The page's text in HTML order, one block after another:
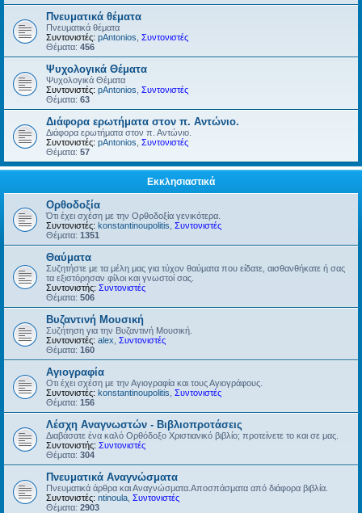
Πνευματικά θέματα
Πνευματικά θέματα
Συντονιστές: pAntonios Συντονιστές
Θέματα: 456
Ψυχολογικά Θέματα
Ψυχολογικά Θέματα
Συντονιστές: pAntonios Συντονιστές
Θέματα: 63
Διάφορα ερωτήματα στον π. Αντώνιο.
Διάφορα ερωτήματα στον π. Αντώνιο.
Συντονιστές: pAntonios Συντονιστές
Θέματα: 57
Εκκλησιαστικά
Ορθοδοξία
Ότι έχει σχέση με την Ορθοδοξία γενικότερα.
Συντονιστές: konstantinoupolitis Συντονιστές
Θέματα: 1351
Θαύματα
Συζητήστε με τα μέλη μας για τύχον θαύματα που είδατε, αισθανθήκατε ή σας
τα εξιστόρησαν φίλοι και γνωστοί σας.
Συντονιστής: Συντονιστές
Θέματα: 506
Βυζαντινή Μουσική
Συζήτηση για την Βυζαντινή Μουσική.
Συντονιστές: alex Συντονιστές
Θέματα: 160
Αγιογραφία
Οτι έχει σχέση με την Αγιογραφία και τους Αγιογράφους.
Συντονιστές: konstantinoupolitis Συντονιστές
Θέματα: 156
Λέσχη Αναγνωστών - Βιβλιοπροτάσεις
Διαβάσατε ένα καλό Ορθόδοξο Χριστιανικό βιβλίο; προτείνετε το και σε μας.
Συντονιστής: Συντονιστές
Θέματα: 304
Πνευματικά Αναγνώσματα
Πνευματικά άρθρα και Αναγνώσματα.Αποσπάσματα από διάφορα βιβλία.
Συντονιστές: ntinoula Συντονιστές
Θέματα: 2903